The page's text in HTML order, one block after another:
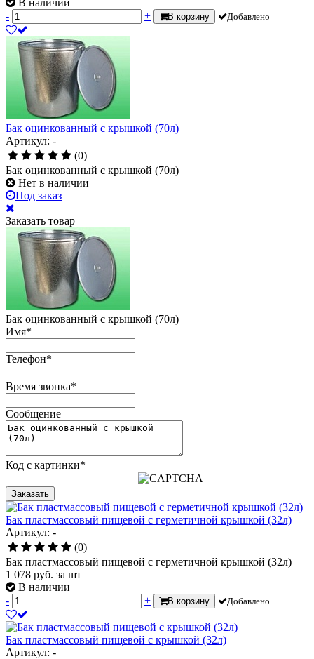
-
+ В корзину Добавлено
Бак оцинкованный с крышкой (70л)
Артикул: -
(0)
Бак оцинкованный с крышкой (70л)
Нет в наличии
Под заказ
Заказать товар
Бак оцинкованный с крышкой (70л)
Имя*
Телефон*
Время звонка*
Сообщение
Код с картинки*
Заказать
Бак пластмассовый пищевой с герметичной крышкой (32л)
Артикул: -
(0)
Бак пластмассовый пищевой с герметичной крышкой (32л)
1 078 руб. за шт
В наличии
-
+ В корзину Добавлено
Бак пластмассовый пищевой с крышкой (32л)
Артикул: -